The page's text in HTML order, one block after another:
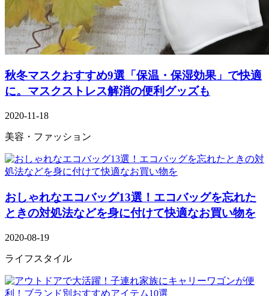
秋冬マスクおすすめ9選「保温・保湿効果」で快適
に。マスクストレス解消の便利グッズも
2020-11-18
美容・ファッション
おしゃれなエコバッグ13選！エコバッグを忘れた
ときの対処法などを身に付けて快適なお買い物を
2020-08-19
ライフスタイル